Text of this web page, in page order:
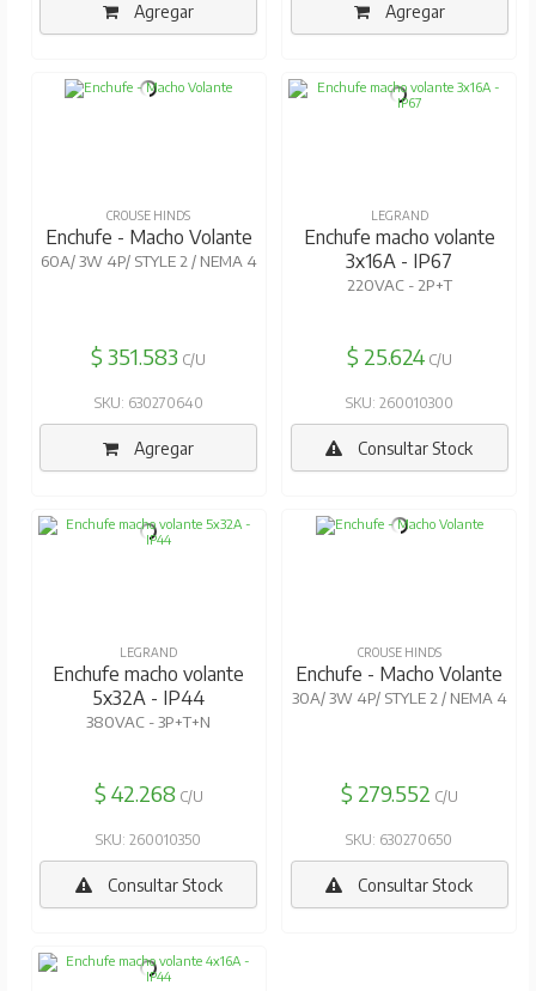
Agregar Agregar
CROUSE HINDS
Enchufe - Macho Volante
60A/ 3W 4P/ STYLE 2 / NEMA 4
$ 351.583 C/U
SKU: 630270640
Agregar
LEGRAND
Enchufe macho volante
3x16A - IP67
220VAC - 2P+T
$ 25.624C/U
SKU: 260010300
Consultar Stock
LEGRAND
Enchufe macho volante
5x32A - IP44
380VAC - 3P+T+N
$ 42.268 C/U
SKU: 260010350
Consultar Stock
CROUSE HINDS
Enchufe - Macho Volante
30A/ 3W 4P/ STYLE 2 / NEMA 4
$ 279.552 C/U
SKU: 630270650
Consultar Stock